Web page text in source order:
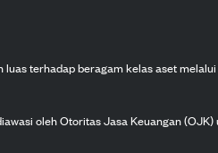
terhadap beragam kelas aset
oleh Otoritas Jasa Keuangan